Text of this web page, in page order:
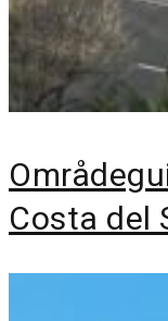
Costa del